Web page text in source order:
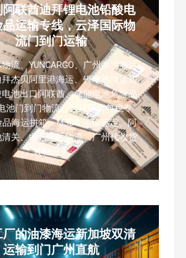
联酋迪拜锂电池铅酸电
运输专线，云泽国际物
流门到门运输
流、YUNCARGO、广州南沙海运
杰贝阿里港海运、锂电池海运迪
池出口阿联酋、储能电池危险品
池门到门物流、迪拜双清包税专
海运拼箱、MSDS 运输鉴定、阿
关、中东国际物流、广州代收货
装柜报关
厂的油漆海运新加坡双清
运输到门广州直航